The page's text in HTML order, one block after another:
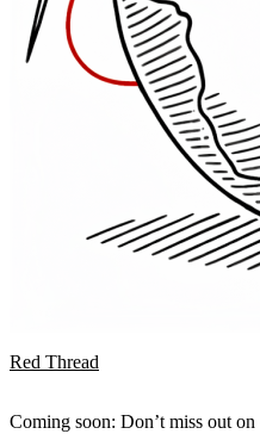
Red Thread
Coming soon: Don’t miss out